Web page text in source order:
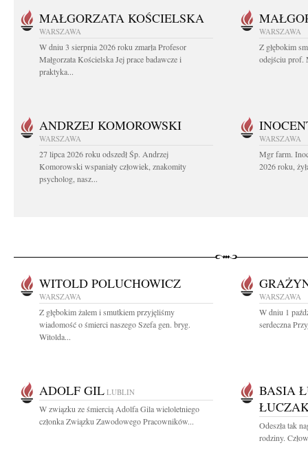
MAŁGORZATA KOŚCIELSKA
WARSZAWA
W dniu 3 sierpnia 2026 roku zmarła Profesor
Małgorzata Kościelska Jej prace badawcze i
praktyka...
WARSZAWA
Z głębokim
odejściu prof.
ANDRZEJ KOMOROWSKI
WARSZAWA
27 lipca 2026 roku odszedł Śp. Andrzej
Komorowski wspaniały człowiek, znakomity
psycholog, nasz...
WARSZAWA
Mgr farm.
2026 roku,
WITOLD POLUCHOWICZ
WARSZAWA
Z głębokim żalem i smutkiem przyjęliśmy
wiadomość o śmierci naszego Szefa gen. bryg.
Witolda...
WARSZAWA
W dniu 1
serdeczna
ADOLF GIL LUBLIN
W związku ze śmiercią Adolfa Gila wieloletniego
członka Związku Zawodowego Pracowników...
BASIA
Odeszła tak
rodziny.